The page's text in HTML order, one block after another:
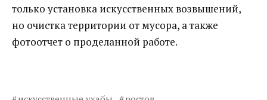
только установка искусственных возвышений,
но очистка территории от мусора, а также
фотоотчет о проделанной работе.